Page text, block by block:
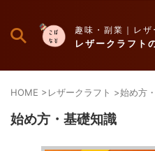
趣味・副業｜レ
レザークラフト
HOME >レザークラフト >始め方
始め方・基礎知識